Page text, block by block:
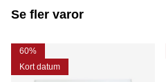
Se fler varor
60%
Kort datum